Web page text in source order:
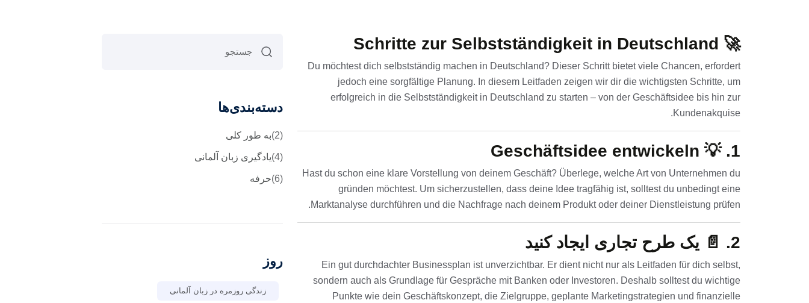
🚀
Schritte zur Selbstständigkeit in Deutschland
Du möchtest dich selbstständig machen in Deutschland? Dieser Schritt bietet viele Chancen, erfordert
jedoch eine sorgfältige Planung. In diesem Leitfaden zeigen wir dir die wichtigsten Schritte, um
erfolgreich in die Selbstständigkeit in Deutschland zu starten – von der Geschäftsidee bis hin zur
Kundenakquise.
1. 💡
Geschäftsidee entwickeln
Hast du schon eine klare Vorstellung von deinem Geschäft? Überlege, welche Art von Unternehmen du
gründen möchtest. Um sicherzustellen, dass deine Idee tragfähig ist, solltest du unbedingt eine
Marktanalyse durchführen und die Nachfrage nach deinem Produkt oder deiner Dienstleistung prüfen.
2. 📄 یک طرح تجاری ایجاد کنید
Ein gut durchdachter Businessplan ist unverzichtbar. Er dient nicht nur als Leitfaden für dich selbst,
sondern auch als Grundlage für Gespräche mit Banken oder Investoren. Deshalb solltest du wichtige
Punkte wie dein Geschäftskonzept, die Zielgruppe, geplante Marketingstrategien und finanzielle
دسته‌بندی‌ها
به طور کلی (2)
یادگیری زبان آلمانی (4)
حرفه (6)
روز
زندگی روزمره در زبان آلمانی